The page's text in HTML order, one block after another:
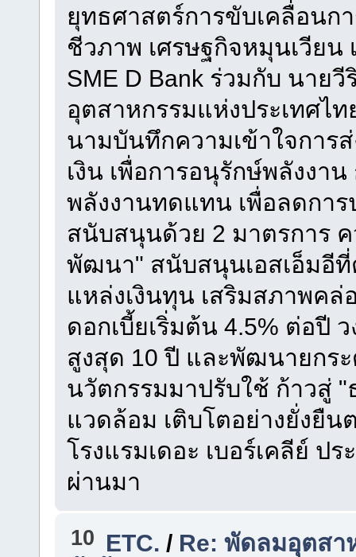
ยุทธศาสตร์การขับเคลื่อนก
ชีวภาพ เศรษฐกิจหมุนเวียน
SME D Bank ร่วมกับ นาย
อุตสาหกรรมแห่งประเทศไ
นามบันทึกความเข้าใจการ
เงิน เพื่อการอนุรักษ์พลังงา
พลังงานทดแทน เพื่อลดกา
สนับสนุนด้วย 2 มาตรการ
พัฒนา" สนับสนุนเอสเอ็มอี
แหล่งเงินทุน เสริมสภาพค
ดอกเบี้ยเริ่มต้น 4.5% ต่อปี
สูงสุด 10 ปี และพัฒนายกร
นวัตกรรมมาปรับใช้ ก้าวสู่
แวดล้อม เติบโตอย่างยั่งยื
โรงแรมเดอะ เบอร์เคลีย์ ป
ผ่านมา
10 ETC. / Re: พัดลมอุตสา